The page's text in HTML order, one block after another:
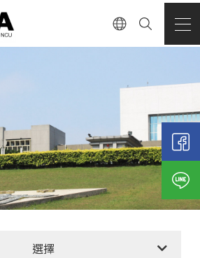
選擇
全部消息